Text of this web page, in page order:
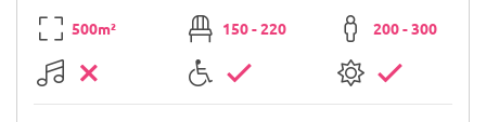
500m² 150 - 220 200 - 300